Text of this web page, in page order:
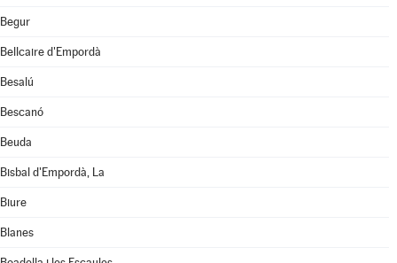
Begur
Bellcaire d'Empordà
Besalú
Bescanó
Beuda
Bisbal d'Empordà, La
Biure
Blanes